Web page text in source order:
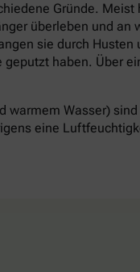
Gründe.
überleben und
sie durch
haben. Über
Wasser)
eine